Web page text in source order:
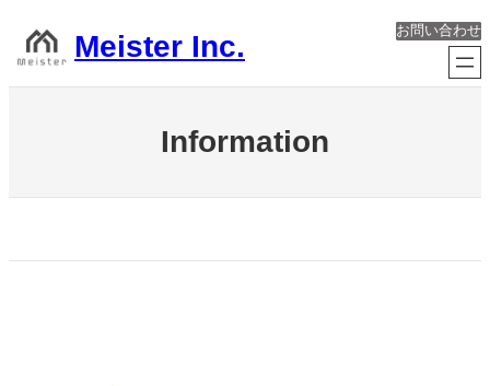
を
Meister Inc. お問い合わせ
Information